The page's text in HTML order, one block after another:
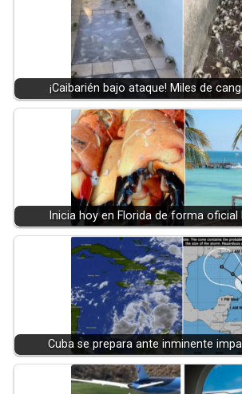
¡Caibarién bajo ataque! Miles de
Inicia hoy en Florida de forma
Cuba se prepara ante inminente